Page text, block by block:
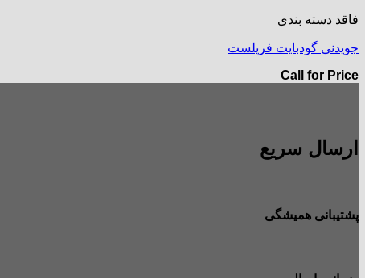
فاقد دسته بندی
جویدنی گودبایت فرپلست
Call for Price
ارسال سریع
پشتیبانی همیشگی